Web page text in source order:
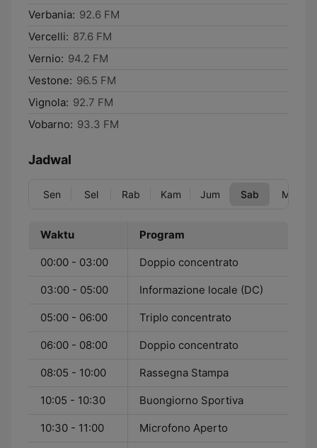
Verbania: 92.6 FM
Vercelli: 87.6 FM
Vernio: 94.2 FM
Vestone: 96.5 FM
Vignola: 92.7 FM
Vobarno: 93.3 FM
Jadwal
Sen Sel Rab Kam Jum Sab Min
Waktu Program
00:00 - 03:00 Doppio concentrato
03:00 - 05:00 Informazione locale (DC)
05:00 - 06:00 Triplo concentrato
06:00 - 08:00 Doppio concentrato
08:05 - 10:00 Rassegna Stampa
10:05 - 10:30 Buongiorno Sportiva
10:30 - 11:00 Microfono Aperto